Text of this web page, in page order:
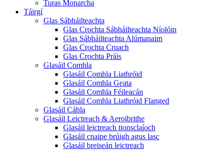
Turas Monarcha
Táirgí
Glas Sábháilteachta
Glas Crochta Sábháilteachta Níolóin
Glas Sábháilteachta Alúmanaim
Glas Crochta Cruach
Glas Crochta Práis
Glasáil Comhla
Glasáil Comhla Liathróid
Glasáil Comhla Geata
Glasáil Comhla Féileacán
Glasáil Comhla Liathróid Flanged
Glasáil Cábla
Glasáil Leictreach & Aeroibrithe
Glasáil leictreach tionsclaíoch
Glasáil cnaipe brúigh agus lasc
Glasáil breiseán leictreach